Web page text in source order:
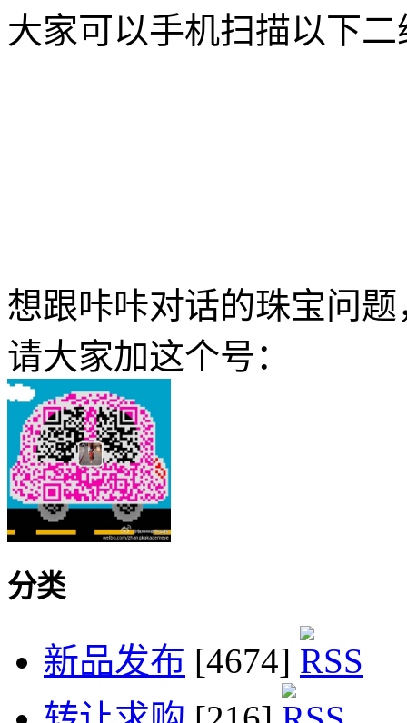
大家可以手机扫描以下
想跟咔咔对话的珠宝问题
请大家加这个号：
分类
新品发布 [4674]